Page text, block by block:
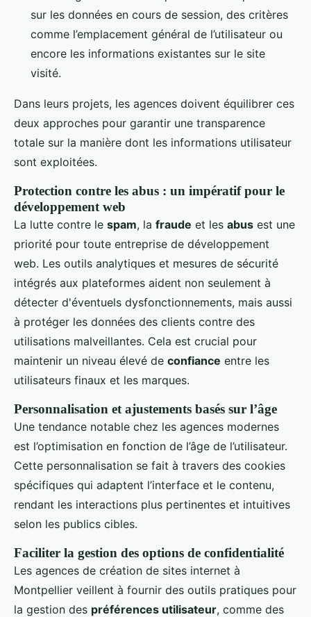
sur les données en cours de session, des critères
comme l’emplacement général de l’utilisateur ou
encore les informations existantes sur le site
visité.
Dans leurs projets, les agences doivent équilibrer ces
deux approches pour garantir une transparence
totale sur la manière dont les informations utilisateur
sont exploitées.
Protection contre les abus : un impératif pour le
développement web
La lutte contre le spam, la fraude et les abus est une
priorité pour toute entreprise de développement
web. Les outils analytiques et mesures de sécurité
intégrés aux plateformes aident non seulement à
détecter d'éventuels dysfonctionnements, mais aussi
à protéger les données des clients contre des
utilisations malveillantes. Cela est crucial pour
maintenir un niveau élevé de confiance entre les
utilisateurs finaux et les marques.
Personnalisation et ajustements basés sur l’âge
Une tendance notable chez les agences modernes
est l’optimisation en fonction de l’âge de l’utilisateur.
Cette personnalisation se fait à travers des cookies
spécifiques qui adaptent l’interface et le contenu,
rendant les interactions plus pertinentes et intuitives
selon les publics cibles.
Faciliter la gestion des options de confidentialité
Les agences de création de sites internet à
Montpellier veillent à fournir des outils pratiques pour
la gestion des préférences utilisateur, comme des